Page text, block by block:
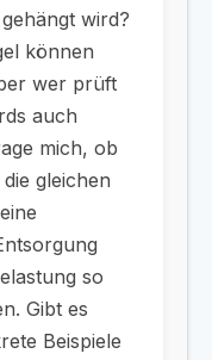
wird?
können
wer prüft
auch
mich, ob
gleichen
so
Gibt es
Beispiele